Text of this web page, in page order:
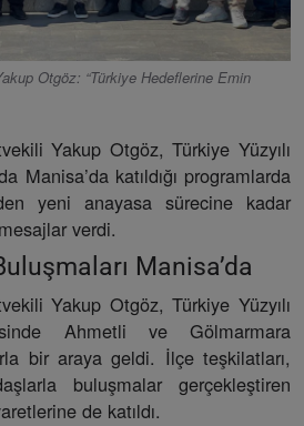
Otgöz: “Türkiye Hedeflerine Emin
Yakup Otgöz, Türkiye Yüzyılı
Manisa’da katıldığı programlarda
yeni anayasa sürecine kadar
verdi.
Manisa’da
Yakup Otgöz, Türkiye Yüzyılı
Ahmetli ve Gölmarmara
bir araya geldi. İlçe teşkilatları,
buluşmalar gerçekleştiren
de katıldı.